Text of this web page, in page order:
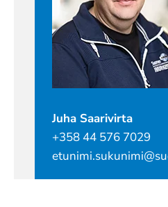
Juha Saarivirta
+358 44 576 7029